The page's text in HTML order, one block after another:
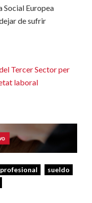
Social Europea
de sufrir
Tercer Sector per
laboral
sueldo